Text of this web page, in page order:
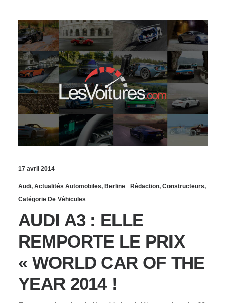
17 avril 2014
Audi, Actualités Automobiles, Berline Rédaction, Constructeurs,
Catégorie De Véhicules
AUDI A3 : ELLE
REMPORTE LE PRIX
« WORLD CAR OF THE
YEAR 2014 !